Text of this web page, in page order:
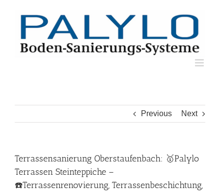
Previous Next
Terrassensanierung Oberstaufenbach: 🥇Palylo
Terrassen Steinteppiche –
☎️Terrassenrenovierung, Terrassenbeschichtung,